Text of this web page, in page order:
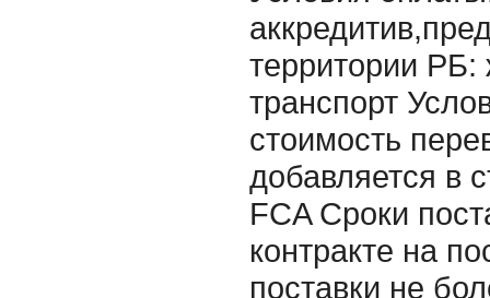
территории
транспорт
стоимость
добавляется в
FCA Сроки
контракте на
поставки не